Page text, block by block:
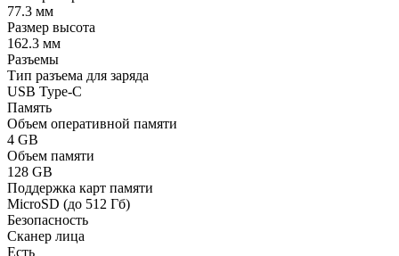
77.3 мм
Размер высота
162.3 мм
Разъемы
Тип разъема для заряда
USB Type-C
Память
Объем оперативной памяти
4 GB
Объем памяти
128 GB
Поддержка карт памяти
MicroSD (до 512 Гб)
Безопасность
Сканер лица
Есть